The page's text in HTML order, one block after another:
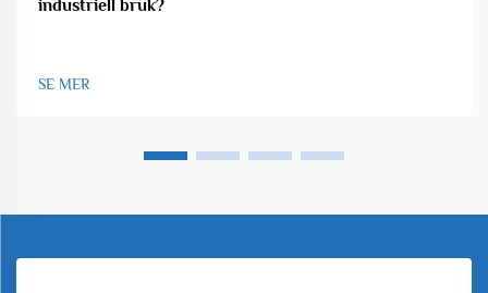
industriell bruk?
SE MER